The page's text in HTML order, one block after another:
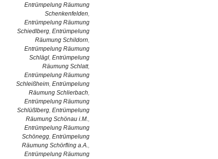
Entrümpelung Räumung
Schenkenfelden,
Entrümpelung Räumung
Schiedlberg, Entrümpelung
Räumung Schildorn,
Entrümpelung Räumung
Schlägl, Entrümpelung
Räumung Schlatt,
Entrümpelung Räumung
Schleißheim, Entrümpelung
Räumung Schlierbach,
Entrümpelung Räumung
Schlüßlberg, Entrümpelung
Räumung Schönau i.M.,
Entrümpelung Räumung
Schönegg, Entrümpelung
Räumung Schörfling a.A.,
Entrümpelung Räumung